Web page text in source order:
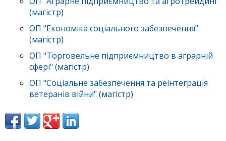
(магістр)
ОП "Економіка соціального забезпечення"
(магістр)
ОП "Торговельне підприємництво в аграрній
сфері" (магістр)
ОП "Соціальне забезпечення та реінтеграція
ветеранів війни" (магістр)